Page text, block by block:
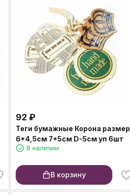
92 ₽
Теги бумажные Корона размер
6*4,5см 7*5см D-5см уп 6шт
В наличии
В корзину